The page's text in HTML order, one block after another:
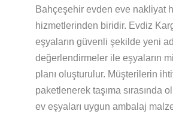
Bahçeşehir evden eve nakliyat
hizmetlerinden biridir. Evdiz
eşyaların güvenli şekilde yeni
değerlendirmeler ile eşyaların
planı oluşturulur. Müşterilerin
paketlenerek taşıma
ev eşyaları uygun ambalaj